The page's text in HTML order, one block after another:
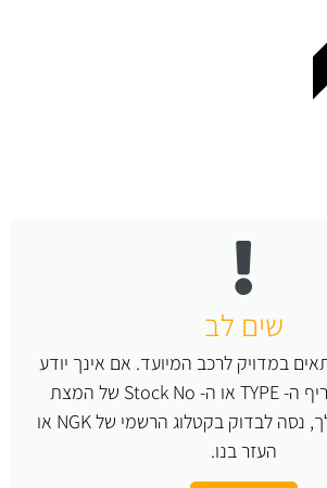
שים לב
במדויק לרכב המיועד. אם אינך יודע
בוודאות מה תצריף ה- TYPE או ה- Stock No של המצת
המתאים לרכב שלך, נסה לבדוק בקטלוג הרשמי של NGK או
העזר בנו.